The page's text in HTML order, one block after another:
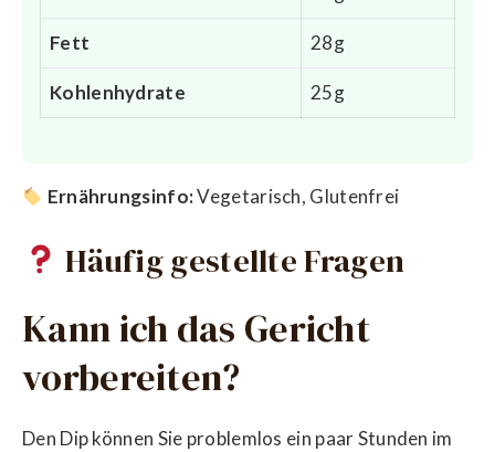
Fett 28g
Kohlenhydrate 25g
Ernährungsinfo:Vegetarisch, Glutenfrei
Häufig gestellte Fragen
Kann ich das Gericht
vorbereiten?
Den Dip können Sie problemlos ein paar Stunden im